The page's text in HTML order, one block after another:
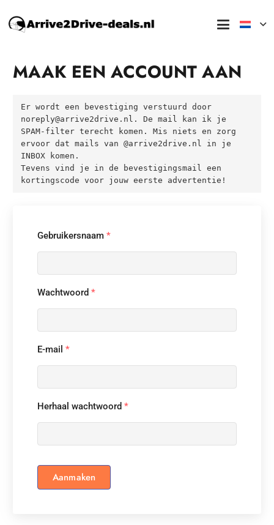
MAAK EEN ACCOUNT AAN
Er wordt een bevestiging verstuurd door
noreply@arrive2drive.nl. De mail kan ik je
SPAM-filter terecht komen. Mis niets en zorg
ervoor dat mails van @arrive2drive.nl in je
INBOX komen.
Tevens vind je in de bevestigingsmail een
kortingscode voor jouw eerste advertentie!
Gebruikersnaam *
Wachtwoord *
E-mail *
Herhaal wachtwoord *
Aanmaken